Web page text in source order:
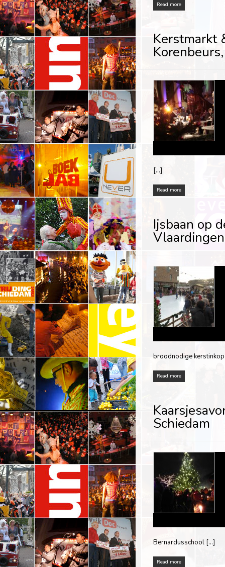
Read more
Kerstmarkt
[…]
Read more
Ijsbaan op
Vlaardingen
broodnodige
Read more
Schiedam
Bernardusschool […]
Read more